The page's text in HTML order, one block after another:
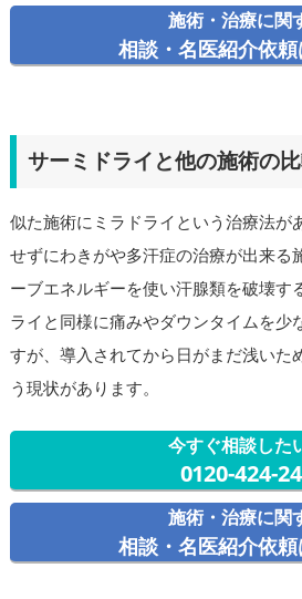
施術・治療に関
相談・名医紹介依
サーミドライと他の施術の
似た施術にミラドライという治療法が
せずにわきがや多汗症の治療が出来る
ーブエネルギーを使い汗腺類を破壊す
ライと同様に痛みやダウンタイムを少
すが、導入されてから日がまだ浅いた
う現状があります。
今すぐ相談した
0120-424-
施術・治療に関
相談・名医紹介依